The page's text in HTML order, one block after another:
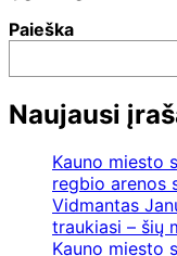
Paieška
Naujausi
Kauno miesto
regbio arenos
Vidmantas
traukiasi – šių
Kauno miesto